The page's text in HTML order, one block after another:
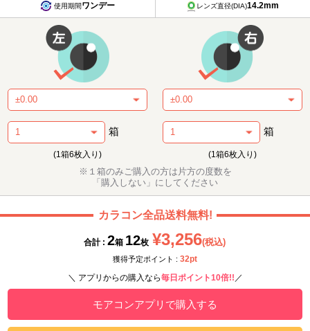
使用期間ワンデー レンズ直径(DIA)14.2mm
箱
(1箱6枚入り)
箱
(1箱6枚入り)
※１箱のみご購入の方は片方の度数を
「購入しない」にしてください
カラコン全品送料無料!
合計 : 2箱 12枚 ¥3,256(税込)
獲得予定ポイント : 32pt
＼ アプリからの購入なら毎日ポイント10倍!! ／
モアコンアプリで購入する